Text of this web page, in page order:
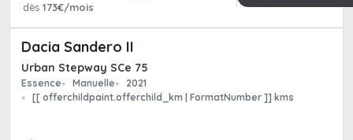
dès 173€/mois
Dacia Sandero II
Urban Stepway SCe 75
Essence Manuelle
2021
[[ offerchildpaint.offerchild_km | FormatNumber ]] kms